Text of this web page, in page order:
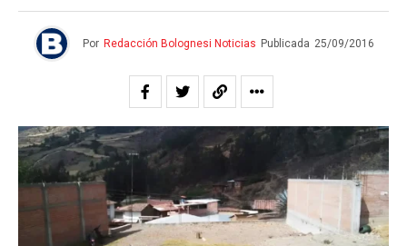
Por Redacción Bolognesi Noticias Publicada 25/09/2016